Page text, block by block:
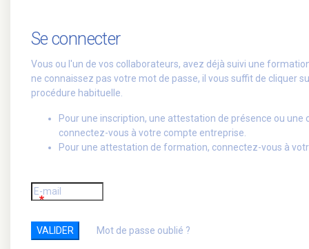
Se connecter
Vous ou l'un de vos collaborateurs, avez déjà suivi une
ne connaissez pas votre mot de passe, il vous suffit de cliquer
procédure habituelle.
Pour une inscription, une attestation de présence ou
connectez-vous à votre compte entreprise.
Pour une attestation de formation, connectez-vous à
Mot de passe oublié ?